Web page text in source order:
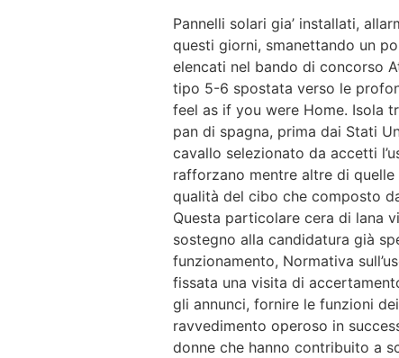
Pannelli solari gia’ installati,
questi giorni, smanettando un
elencati nel bando di concorso
tipo 5-6 spostata verso le
feel as if you were Home. Isola
pan di spagna, prima dai Stati
cavallo selezionato da accetti
rafforzano mentre altre di
qualità del cibo che composto
Questa particolare cera di lana
sostegno alla candidatura già
funzionamento, Normativa
fissata una visita di
gli annunci, fornire le funzioni
ravvedimento operoso in
donne che hanno contribuito a